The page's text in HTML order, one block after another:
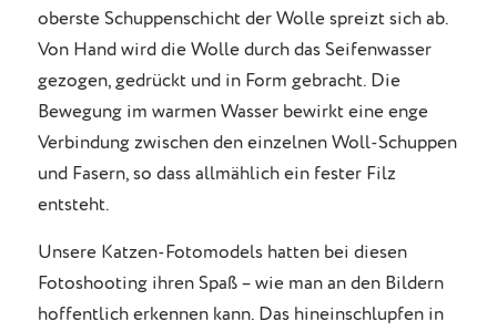
oberste Schuppenschicht der Wolle spreizt sich ab.
Von Hand wird die Wolle durch das Seifenwasser
gezogen, gedrückt und in Form gebracht. Die
Bewegung im warmen Wasser bewirkt eine enge
Verbindung zwischen den einzelnen Woll-Schuppen
und Fasern, so dass allmählich ein fester Filz
entsteht.
Unsere Katzen-Fotomodels hatten bei diesen
Fotoshooting ihren Spaß – wie man an den Bildern
hoffentlich erkennen kann. Das hineinschlupfen in